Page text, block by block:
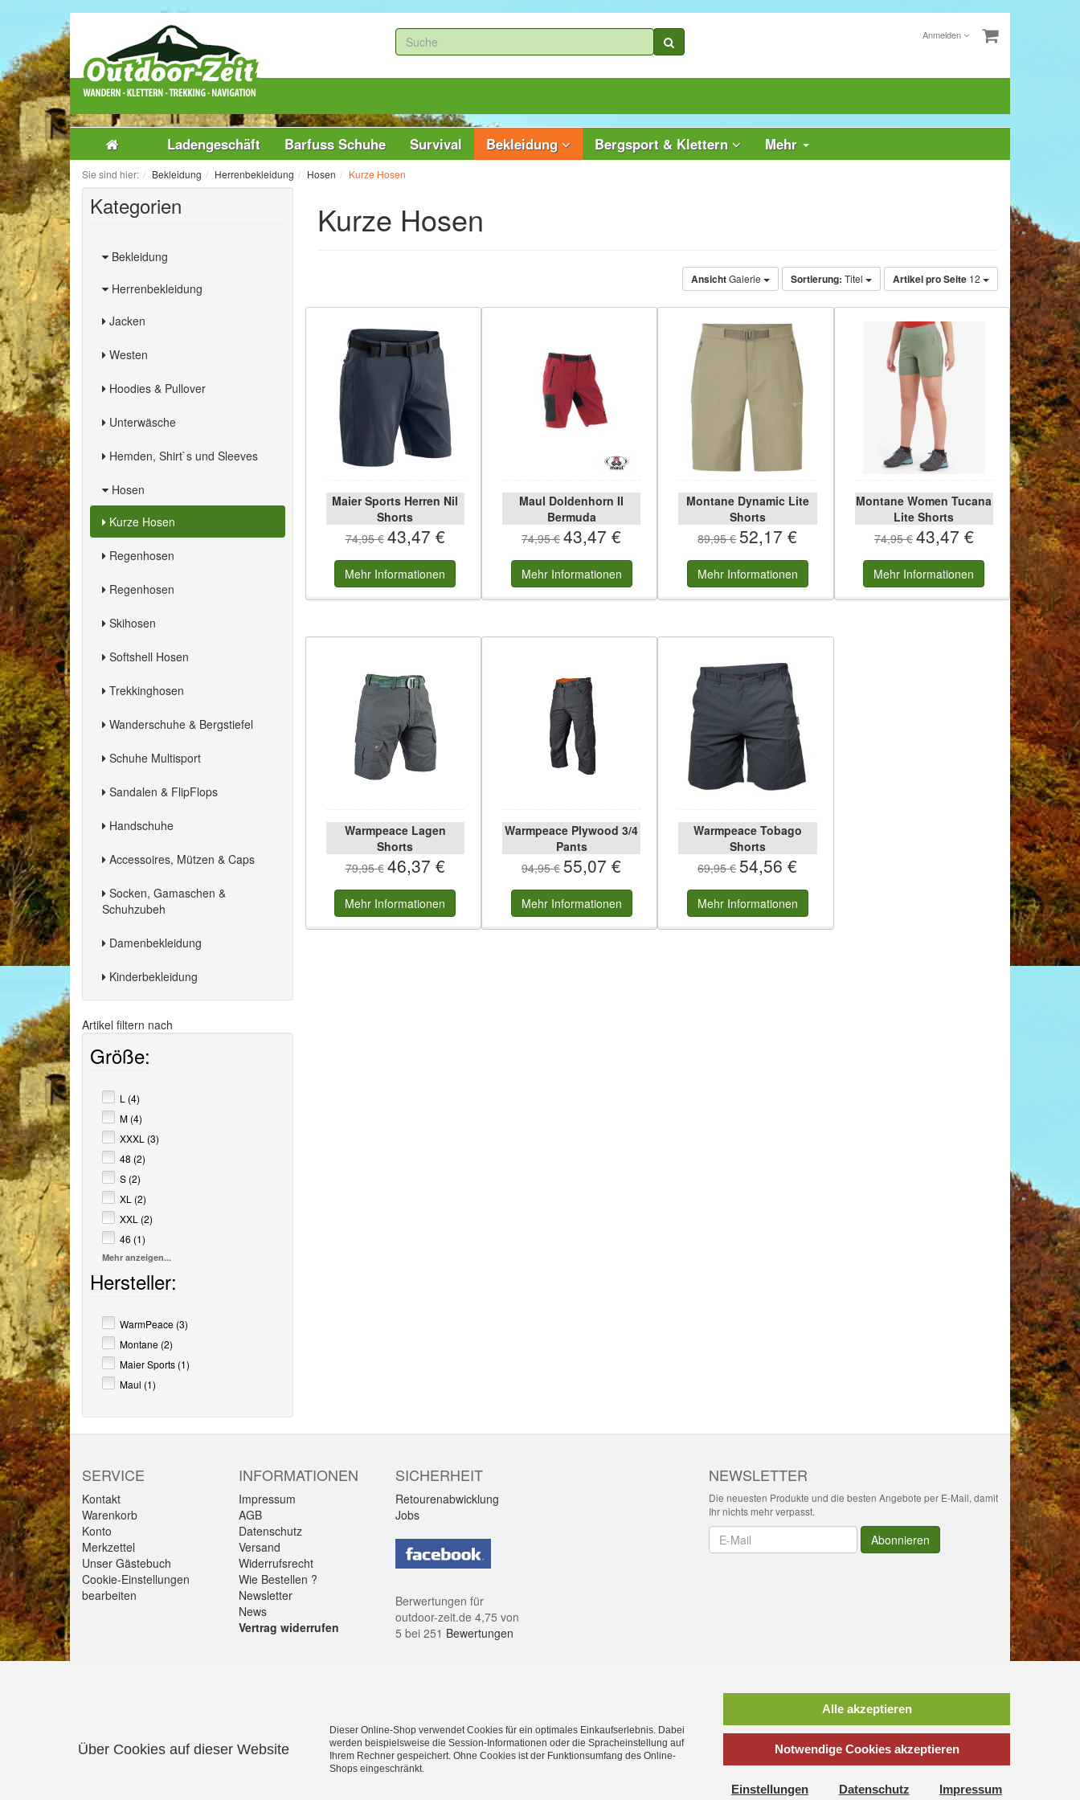
Anmelden
Ladengeschäft Barfuss Schuhe Survival Bekleidung Bergsport & Klettern Mehr
Sie sind hier: Bekleidung Herrenbekleidung Hosen Kurze Hosen
Kategorien
Bekleidung
Herrenbekleidung
Jacken
Westen
Hoodies & Pullover
Unterwäsche
Hemden, Shirt`s und Sleeves
Hosen
Kurze Hosen
Regenhosen
Regenhosen
Skihosen
Softshell Hosen
Trekkinghosen
Wanderschuhe & Bergstiefel
Schuhe Multisport
Sandalen & FlipFlops
Handschuhe
Accessoires, Mützen & Caps
Socken, Gamaschen &
Schuhzubeh
Damenbekleidung
Kinderbekleidung
Artikel filtern nach
Größe:
L (4)
M (4)
XXXL (3)
48 (2)
S (2)
XL (2)
XXL (2)
46 (1)
Mehr anzeigen...
Hersteller:
WarmPeace (3)
Montane (2)
Maier Sports (1)
Maul (1)
Kurze Hosen
AnsichtGalerie Sortierung: Titel Artikel pro Seite 12
Maier Sports Herren Nil
Shorts
74,95 € 43,47 €
Mehr Informationen
Maul Doldenhorn II
Bermuda
74,95 € 43,47 €
MehrInformationen
Montane Dynamic Lite
Shorts
89,95 € 52,17 €
MehrInformationen
Montane Women Tucana
Lite Shorts
74,95 € 43,47 €
Mehr Informationen
Warmpeace Lagen
Shorts
79,95 € 46,37 €
Mehr Informationen
Warmpeace Plywood 3/4
Pants
94,95 € 55,07 €
MehrInformationen
Warmpeace Tobago
Shorts
69,95 € 54,56 €
MehrInformationen
SERVICE
Kontakt
Warenkorb
Konto
Merkzettel
Unser Gästebuch
Cookie-Einstellungen
bearbeiten
INFORMATIONEN
Impressum
AGB
Datenschutz
Versand
Widerrufsrecht
Wie Bestellen ?
Newsletter
News
Vertrag widerrufen
SICHERHEIT
Retourenabwicklung
Jobs
Berwertungen für
outdoor-zeit.de 4,75 von
5 bei 251 Bewertungen
NEWSLETTER
Die neuesten Produkte und die besten Angebote per E-Mail, damit
Ihr nichts mehr verpasst.
Newsletter Abonnieren
Alle Preise verstehen sich inkl. MwSt. & zzgl. Versandkosten. Irrtümer & kleine Produktabweichungen vorbehalten!
Gültig solange Verfügbar. Die Abbildungen enthalten teilweise Dekoration bzw. Zusatzausstattung. Preise gelten ohne diese.
Alle Rechte an Namen, Beschreibungen sowie Bildern gehören ausschließlich den Inhabern. Dein OutdoorFachgeschäft für Stuttgart, Ulm, Aalen, Schwäbisch Hall,
Schorndorf,Göppingen,Heidenheim und Schwäbisch Gmünd Ostalbkreis
Seminar und Schulungs Stadlvielleicht das richtige
Über Cookies auf dieser Website
Dieser Online-Shop verwendet Cookies für ein optimales Einkaufserlebnis. Dabei
werden beispielsweise die Session-Informationen oder die Spracheinstellung auf
Ihrem Rechner gespeichert. Ohne Cookies ist der Funktionsumfang des Online-
Shops eingeschränkt.
Alle akzeptieren
Notwendige Cookies akzeptieren
Einstellungen Datenschutz Impressum